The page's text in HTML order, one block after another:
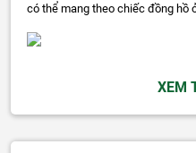
có thể mang theo chiếc đồng hồ
XEM